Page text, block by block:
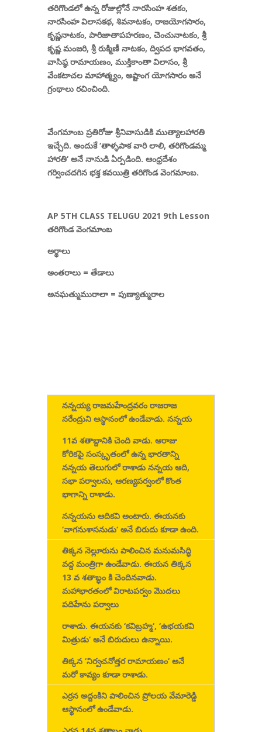
తరిగొండలో ఉన్న రోజుల్లోనే నారసింహ శతకం,
నారసింహ విలాసకథ, శివనాటకం, రాజయోగసారం,
కృష్ణనాటకం, పారిజాతాపహరణం, చెంచునాటకం, శ్రీ
కృష్ణ మంజరి, శ్రీ రుక్మిణీ నాటకం, ద్విపద భాగవతం,
వాసిష్ఠ రామాయణం, ముక్తికాంతా విలాసం, శ్రీ
వేంకటాచల మాహాత్మ్యం, అష్టాంగ యోగసారం అనే
గ్రంథాలు రచించింది.
వేంగమాంబ ప్రతిరోజు శ్రీనివాసుడికి ముత్యాలహారతి
ఇచ్చేది. అందుకే‘తాళ్ళపాక వారి లాలి, తరిగొండమ్మ
హారతి‘ అనే నానుడి ఏర్పడింది. ఆంధ్రదేశం
గర్వించదగిన భక్త కవయిత్రి తరిగొండ వెంగమాంబ.
AP 5TH CLASS TELUGU 2021 9th Lesson
తరిగొండ వెంగమాంబ
అర్థాలు
అంతరాలు= తేడాలు
అనఘత్ముమురాలా= పుణ్యాత్మురాల
నన్నయ్య రాజమహేంద్రవరం రాజరాజ
నరేంద్రుని ఆస్థానంలో ఉండేవాడు. నన్నయ
11వ శతాబ్దానికి చెంది వాడు. ఆరాజు
కోరికపై సంస్కృతంలో ఉన్న భారతాన్ని
నన్నయ తెలుగులో రాశాడు నన్నయ ఆది,
సభా పర్వాలను, ఆరణ్యపర్వంలో కొంత
భాగాన్ని రాశాడు.
నన్నయను ఆదికవి అంటారు. ఈయనకు
‘వాగనుశాసనుడు‘ అనే బిరుదు కూడా ఉంది.
తిక్కన నెల్లూరును పాలించిన మనుమసిద్ధి
వద్ద మంత్రిగా ఉండేవాడు. ఈయన తిక్కన
13 వ శతాబ్ధం కి చెందినవాడు.
మహాభారతంలో విరాటపర్వం మొదలు
పదిహేను పర్వాలు
రాశాడు. ఈయనకు ‘కవిబ్రహ్మ‘, ‘ఉభయకవి
మిత్రుడు‘ అనే బిరుదులు ఉన్నాయి.
తిక్కన‘నిర్వచనోత్తర రామాయణం‘ అనే
మరో కావ్యం కూడా రాశాడు.
ఎర్రన అద్దంకిని పాలించిన ప్రోలయ వేమారెడ్డి
ఆస్థానంలో ఉండేవాడు.